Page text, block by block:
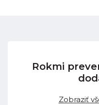
Rokmi
Zobraziť